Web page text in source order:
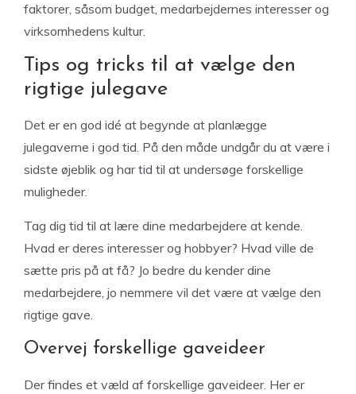
faktorer, såsom budget, medarbejdernes interesser og
virksomhedens kultur.
Tips og tricks til at vælge den
rigtige julegave
Det er en god idé at begynde at planlægge
julegaverne i god tid. På den måde undgår du at være i
sidste øjeblik og har tid til at undersøge forskellige
muligheder.
Tag dig tid til at lære dine medarbejdere at kende.
Hvad er deres interesser og hobbyer? Hvad ville de
sætte pris på at få? Jo bedre du kender dine
medarbejdere, jo nemmere vil det være at vælge den
rigtige gave.
Overvej forskellige gaveideer
Der findes et væld af forskellige gaveideer. Her er